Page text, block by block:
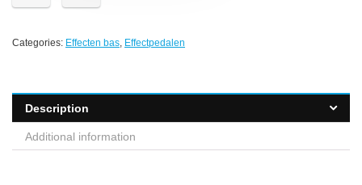
Categories: Effecten bas, Effectpedalen
Description
Additional information